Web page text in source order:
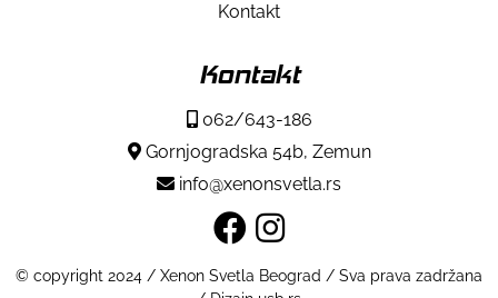
Kontakt
Kontakt
062/643-186
Gornjogradska 54b, Zemun
info@xenonsvetla.rs
© copyright 2024 / Xenon Svetla Beograd / Sva prava zadržana